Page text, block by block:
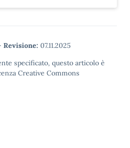
Revisione: 07.11.2025
specificato, questo articolo è
Creative Commons